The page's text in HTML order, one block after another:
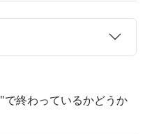
終わっているかどうか